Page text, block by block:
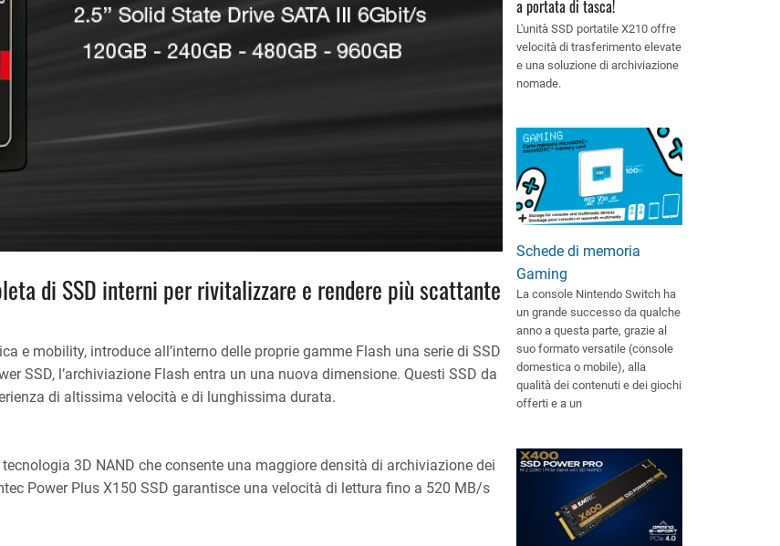
di SSD interni per rivitalizzare e rendere più scattante
e mobility, introduce all’interno delle proprie gamme Flash una serie di SSD
SSD, l’archiviazione Flash entra un una nuova dimensione. Questi SSD da
di altissima velocità e di lunghissima durata.
3D NAND che consente una maggiore densità di archiviazione dei
Power Plus X150 SSD garantisce una velocità di lettura fino a 520 MB/s
a portata di tasca!
L'unità SSD portatile X210 offre
velocità di trasferimento elevate
e una soluzione di archiviazione
nomade.
Schede di memoria
Gaming
La console Nintendo Switch ha
un grande successo da qualche
anno a questa parte, grazie al
suo formato versatile (console
domestica o mobile), alla
qualità dei contenuti e dei giochi
offerti e a un